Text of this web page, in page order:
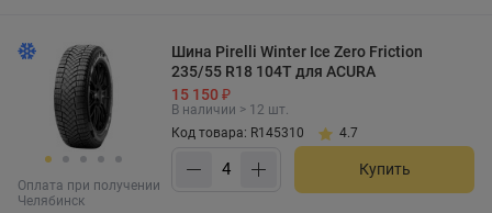
Оплата при получении
Челябинск
Шина Pirelli Winter Ice Zero Friction
235/55 R18 104T для ACURA
15 150 ₽
В наличии > 12 шт.
Код товара: R145310
4.7
Купить